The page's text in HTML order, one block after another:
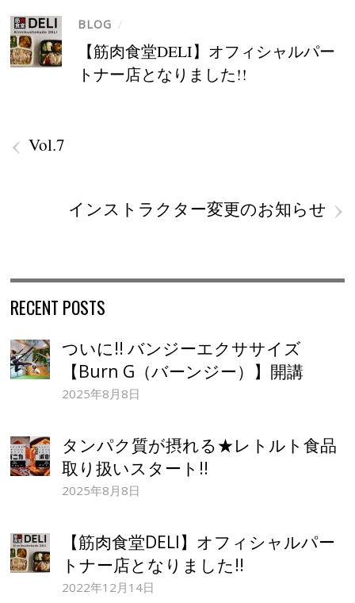
BLOG /
【筋肉食堂DELI】オフィシャルパー
トナー店となりました!!
‹ Vol.7
›
インストラクター変更のお知らせ
RECENT POSTS
ついに!! バンジーエクササイズ
【Burn G（バーンジー）】開講
2025年8月8日
タンパク質が摂れる★レトルト食品
取り扱いスタート!!
2025年8月8日
【筋肉食堂DELI】オフィシャルパー
トナー店となりました!!
2022年12月14日